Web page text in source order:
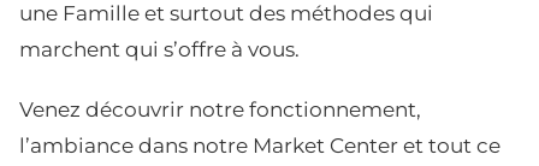
une Famille et surtout des méthodes qui
marchent qui s’offre à vous.
Venez découvrir notre fonctionnement,
l’ambiance dans notre Market Center et tout ce